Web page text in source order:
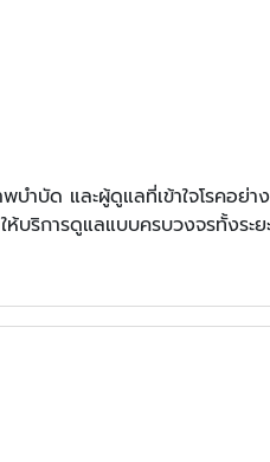
บัด และผู้ดูแลที่เข้าใจโรคอย่
ให้บริการดูแลแบบครบวงจรทั้งระ